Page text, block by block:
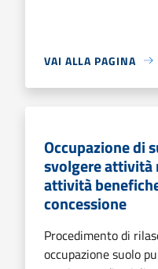
VAI ALLA PAGINA
Occupazione di
svolgere
attività
concessione
Procedimento di
occupazione suolo